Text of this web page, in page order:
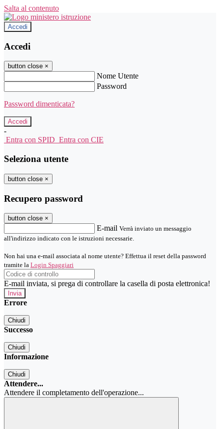
Salta al contenuto
Accedi
Accedi
button close ×
Nome Utente
Password
Password dimenticata?
-
Entra con SPID Entra con CIE
Seleziona utente
button close ×
Recupero password
button close ×
E-mail Verrà inviato un messaggio
all'indirizzo indicato con le istruzioni necessarie.
Non hai una e-mail associata al nome utente? Effettua il reset della password
tramite la Login Spaggiari
E-mail inviata, si prega di controllare la casella di posta elettronica!
Errore
Chiudi
Successo
Chiudi
Informazione
Chiudi
Attendere...
Attendere il completamento dell'operazione...